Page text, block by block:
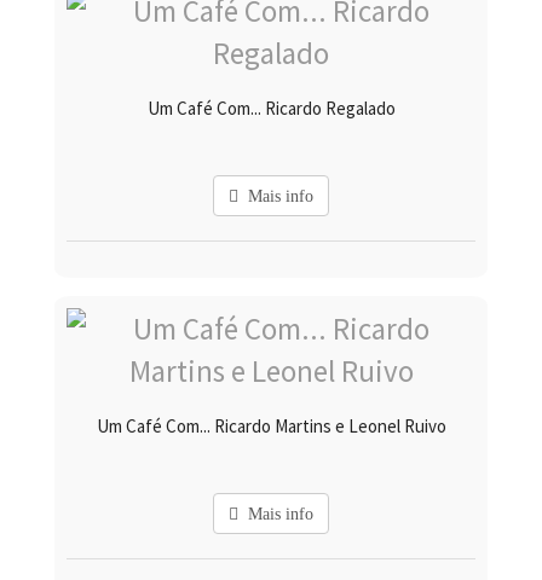
Um Café Com... Ricardo Regalado
Mais info
Um Café Com... Ricardo Martins e Leonel Ruivo
Mais info